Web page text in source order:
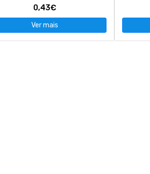
0,43€
Ver mais